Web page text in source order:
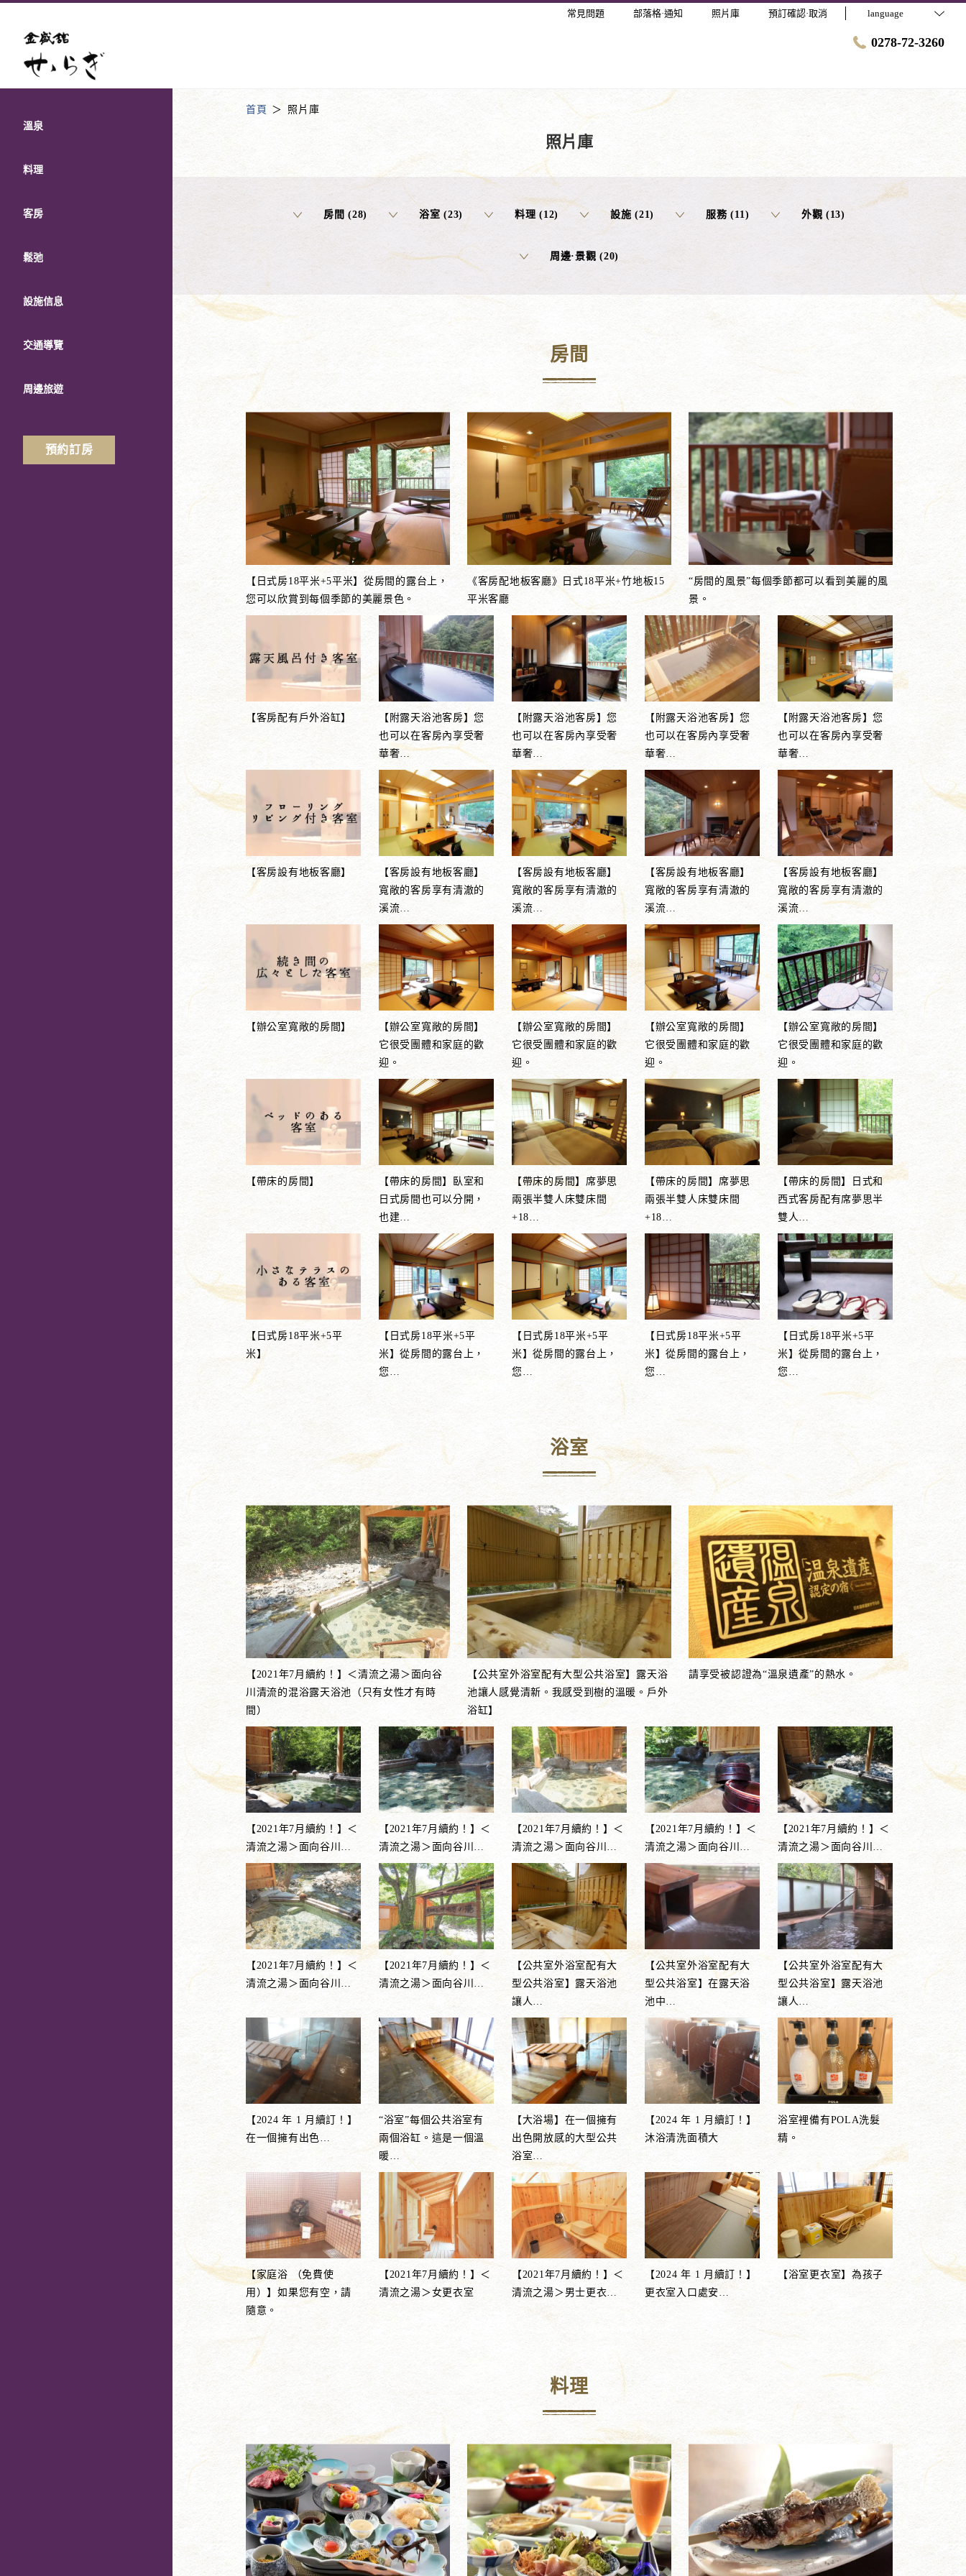
常見問題 部落格·通知 照片庫 預訂確認·取消 language
0278-72-3260
溫泉
料理
客房
鬆弛
設施信息
交通導覽
周邊旅遊
預約訂房
首頁 照片庫
照片庫
房間 (28) 浴室 (23) 料理 (12) 設施 (21) 服務 (11) 外觀 (13)
周邊·景觀 (20)
房間
【日式房18平米+5平米】從房間的露台上，
您可以欣賞到每個季節的美麗景色。
《客房配地板客廳》日式18平米+竹地板15
平米客廳
“房間的風景”每個季節都可以看到美麗的風
景。
【客房配有戶外浴缸】
【附露天浴池客房】您
也可以在客房內享受奢
華奢…
【附露天浴池客房】您
也可以在客房內享受奢
華奢…
【附露天浴池客房】您
也可以在客房內享受奢
華奢…
【附露天浴池客房】您
也可以在客房內享受奢
華奢…
【客房設有地板客廳】
【客房設有地板客廳】
寬敞的客房享有清澈的
溪流…
【客房設有地板客廳】
寬敞的客房享有清澈的
溪流…
【客房設有地板客廳】
寬敞的客房享有清澈的
溪流…
【客房設有地板客廳】
寬敞的客房享有清澈的
溪流…
【辦公室寬敞的房間】
【辦公室寬敞的房間】
它很受團體和家庭的歡
迎。
【辦公室寬敞的房間】
它很受團體和家庭的歡
迎。
【辦公室寬敞的房間】
它很受團體和家庭的歡
迎。
【辦公室寬敞的房間】
它很受團體和家庭的歡
迎。
【帶床的房間】
【帶床的房間】臥室和
日式房間也可以分開，
也建…
【帶床的房間】席夢思
兩張半雙人床雙床間
+18…
【帶床的房間】席夢思
兩張半雙人床雙床間
+18…
【帶床的房間】日式和
西式客房配有席夢思半
雙人…
【日式房18平米+5平
米】
【日式房18平米+5平
米】從房間的露台上，
您 …
【日式房18平米+5平
米】從房間的露台上，
您 …
【日式房18平米+5平
米】從房間的露台上，
您 …
【日式房18平米+5平
米】從房間的露台上，
您 …
浴室
【2021年7月續約！】＜清流之湯＞面向谷
川清流的混浴露天浴池（只有女性才有時
間）
【公共室外浴室配有大型公共浴室】露天浴
池讓人感覺清新。我感受到樹的溫暖。戶外
浴缸】
請享受被認證為“溫泉遺產”的熱水。
【2021年7月續約！】＜
清流之湯＞面向谷川 …
【2021年7月續約！】＜
清流之湯＞面向谷川 …
【2021年7月續約！】＜
清流之湯＞面向谷川 …
【2021年7月續約！】＜
清流之湯＞面向谷川 …
【2021年7月續約！】＜
清流之湯＞面向谷川 …
【2021年7月續約！】＜
清流之湯＞面向谷川 …
【2021年7月續約！】＜
清流之湯＞面向谷川 …
【公共室外浴室配有大
型公共浴室】露天浴池
讓人…
【公共室外浴室配有大
型公共浴室】在露天浴
池中…
【公共室外浴室配有大
型公共浴室】露天浴池
讓人…
【2024 年 1 月續訂！】
在一個擁有出色…
“浴室”每個公共浴室有
兩個浴缸。這是一個溫
暖…
【大浴場】在一個擁有
出色開放感的大型公共
浴室…
【2024 年 1 月續訂！】
沐浴清洗面積大
浴室裡備有POLA洗髮
精。
【家庭浴 （免費使
用）】如果您有空，請
隨意。
【2021年7月續約！】＜
清流之湯＞女更衣室
【2021年7月續約！】＜
清流之湯＞男士更衣…
【2024 年 1 月續訂！】
更衣室入口處安…
【浴室更衣室】為孩子
料理